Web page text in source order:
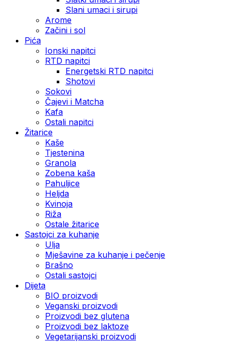
Slani umaci i sirupi
Arome
Začini i sol
Pića
Ionski napitci
RTD napitci
Energetski RTD napitci
Shotovi
Sokovi
Čajevi i Matcha
Kafa
Ostali napitci
Žitarice
Kaše
Tjestenina
Granola
Zobena kaša
Pahuljice
Heljda
Kvinoja
Riža
Ostale žitarice
Sastojci za kuhanje
Ulja
Mješavine za kuhanje i pečenje
Brašno
Ostali sastojci
Dijeta
BIO proizvodi
Veganski proizvodi
Proizvodi bez glutena
Proizvodi bez laktoze
Vegetarijanski proizvodi